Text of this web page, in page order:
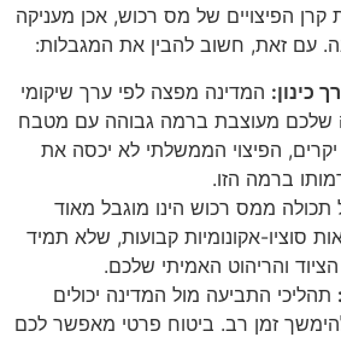
הפיצויים של מס רכוש, אכן מעניקה
עם זאת, חשוב להבין את המגבלות:
כינון: המדינה מפצה לפי ערך שיקומי
שלכם מעוצבת ברמה גבוהה עם מטבח
יקרים, הפיצוי הממשלתי לא יכסה את
ברמה הזו.
תכולה ממס רכוש הינו מוגבל מאוד
סוציו-אקונומיות קבועות, שלא תמיד
והריהוט האמיתי שלכם.
תהליכי התביעה מול המדינה יכולים
זמן רב. ביטוח פרטי מאפשר לכם